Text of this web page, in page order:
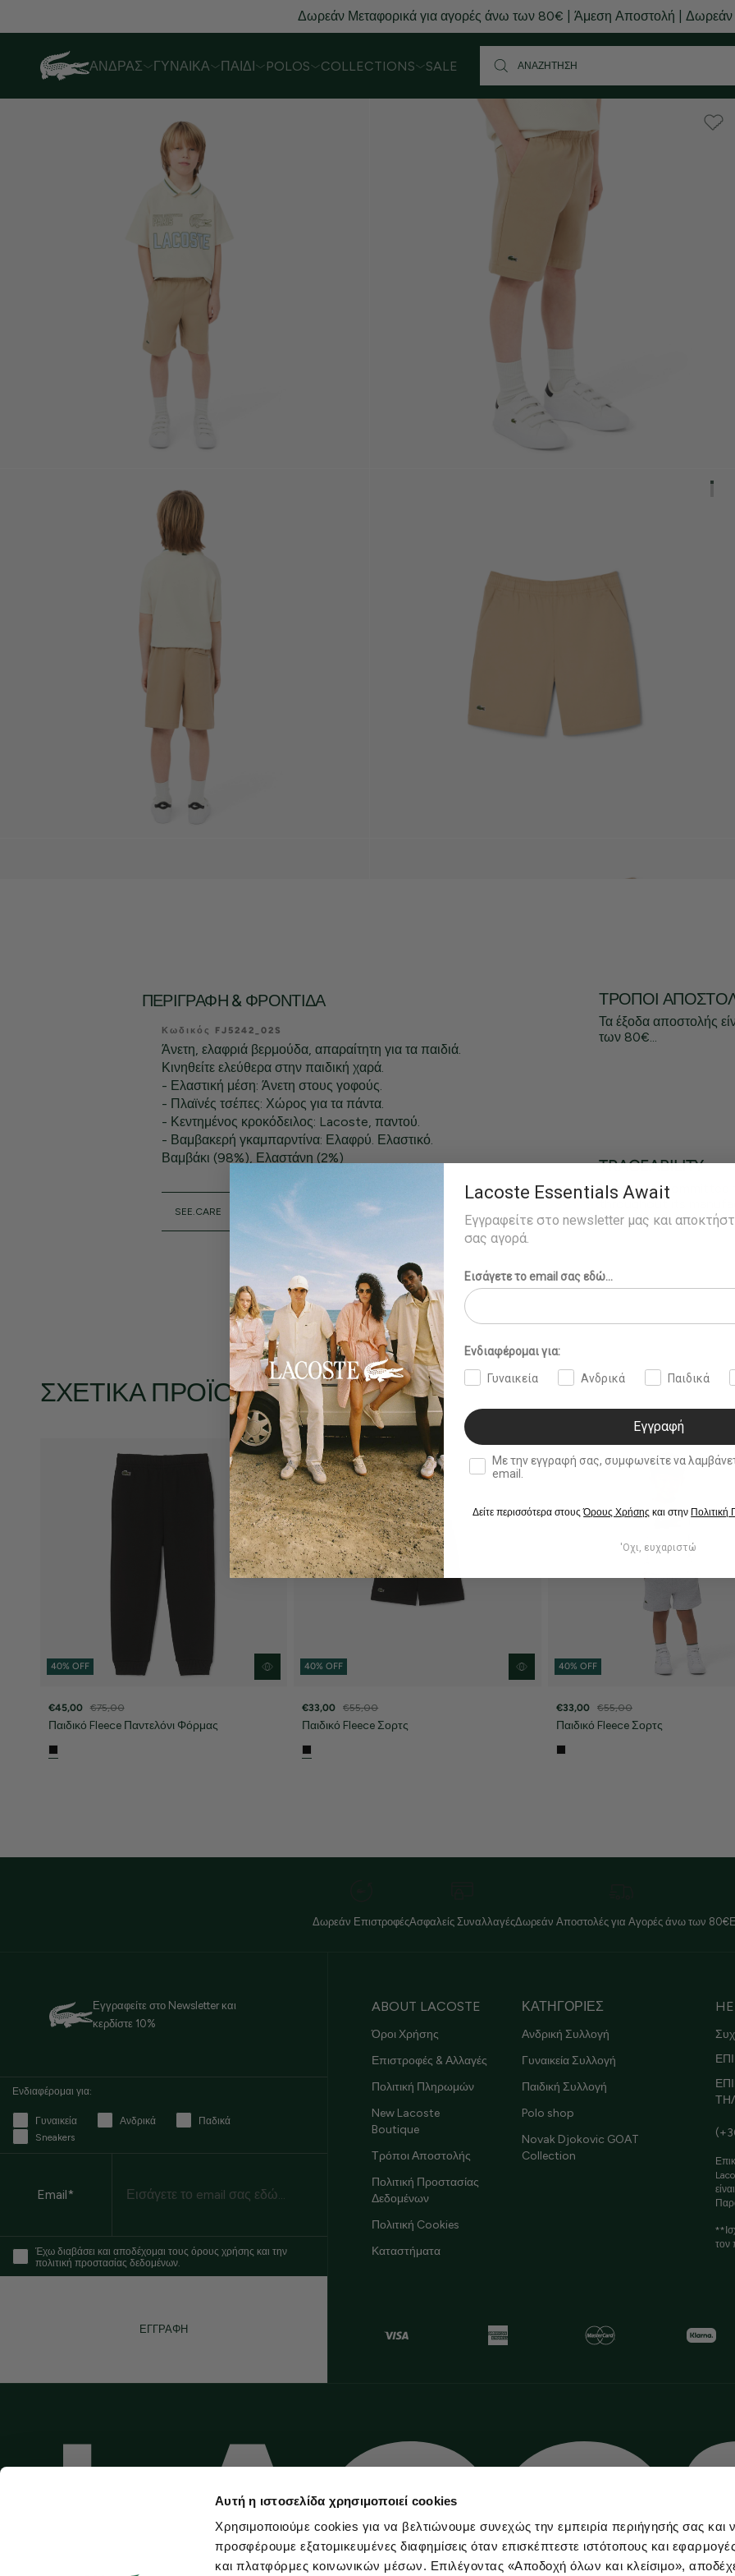
Αυτή η ιστοσελίδα χρησιμοποιεί cookies
Χρησιμοποιούμε cookies για να βελτιώνουμε συνεχώς την εμπειρία περιήγησής σας και
προσφέρουμε εξατομικευμένες διαφημίσεις όταν επισκέπτεστε ιστότοπους και
και πλατφόρμες κοινωνικών μέσων. Επιλέγοντας «Αποδοχή όλων και κλείσιμο»,
Δωρεάν Μεταφορικά για αγορές άνω των 80€ | Άμεση Αποστολή | Δωρεάν
ΆΝΔΡΑΣ ΓΥΝΑΊΚΑ ΠΑΙΔΊ POLOS COLLECTIONS SALE
ΠΕΡΙΓΡΑΦΉ & ΦΡΟΝΤΊΔΑ
Κωδικός FJ5242_02S
Άνετη, ελαφριά βερμούδα, απαραίτητη για τα παιδιά.
Κινηθείτε ελεύθερα στην παιδική χαρά.
- Ελαστική μέση: Άνετη στους γοφούς.
- Πλαϊνές τσέπες: Χώρος για τα πάντα.
- Κεντημένος κροκόδειλος: Lacoste, παντού.
- Βαμβακερή γκαμπαρντίνα: Ελαφρύ. Ελαστικό.
Βαμβάκι (98%), Ελαστάνη (2%)
SEE.CARE
ΤΡΌΠΟΙ
Τα έξοδα αποστολής
των 80€...
TRACEABILITY
Lacoste is committed
ΣΧΕΤΙΚΆ ΠΡΟΪΌΝΤΑ
40% OFF
€45,00 €75,00
Παιδικό Fleece Παντελόνι Φόρμας
40% OFF
€33,00 €55,00
Παιδικό Fleece Σορτς
40% OFF
€33,00 €55,00
Παιδικό Fleece Σορτς
Δωρεάν ΕπιστροφέςΑσφαλείς ΣυναλλαγέςΔωρεάν Αποστολές για Αγορές άνω των 80€
Εγγραφείτε στο Newsletter και
κερδίστε 10%
Ενδιαφέρομαι για:
Γυναικεία Ανδρικά
Παδικά
Sneakers
Email*
Έχω διαβάσει και αποδέχομαι τους όρους χρήσης και την
πολιτική προστασίας δεδομένων.
ΕΓΓΡΑΦΗ
ABOUT LACOSTE
Όροι Χρήσης
Επιστροφές & Αλλαγές
Πολιτική Πληρωμών
New Lacoste
Boutique
Τρόποι Αποστολής
Πολιτική Προστασίας
Δεδομένων
Πολιτική Cookies
Καταστήματα
ΚΑΤΗΓΟΡΙΕΣ
Ανδρική Συλλογή
Γυναικεία Συλλογή
Παιδική Συλλογή
Polo shop
Novak Djokovic GOAT
Collection
τον
Lacoste Essentials Await
Εγγραφείτε στο newsletter μας και
σας αγορά.
Εισάγετε το email σας εδώ...
Ενδιαφέρομαι για:
Γυναικεία Ανδρικά Παιδικά
Εγγραφή
double opt in
Με την εγγραφή σας, συμφωνείτε να λαμβάνετε
email.
Δείτε περισσότερα στουςΌρους Χρήσης και στην
'Οχι, ευχαριστώ